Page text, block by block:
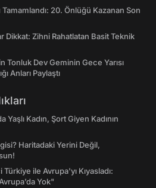
20. Önlüğü Kazanan Son
Dikkat: Zihni Rahatlatan Basit Teknik
Tonluk Dev Geminin Gece Yarısı
Anları Paylaştı
Kadın, Şort Giyen Kadının
Haritadaki Yerini Değil,
ile Avrupa'yı Kıyasladı:
Yok"